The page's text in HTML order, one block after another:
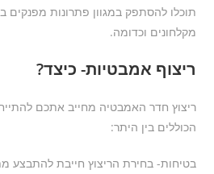
תוכלו להסתפק במגוון פתרונות מפנקים
מקלחונים וכדומה.
ריצוף אמבטיות- כיצד?
ריצוץ חדר האמבטיה מחייב אתכם
הכוללים בין היתר:
בטיחות- בחירת הריצוץ חייבת להתבצע